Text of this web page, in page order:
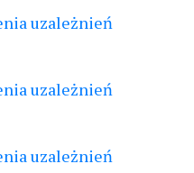
uzależnień
uzależnień
uzależnień